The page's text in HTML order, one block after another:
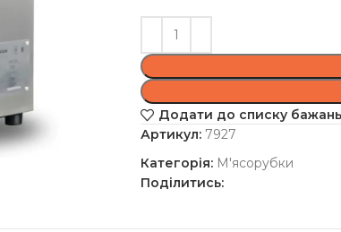
Додати до списку бажань
Артикул: 7927
Категорія: М'ясорубки
Поділитись: